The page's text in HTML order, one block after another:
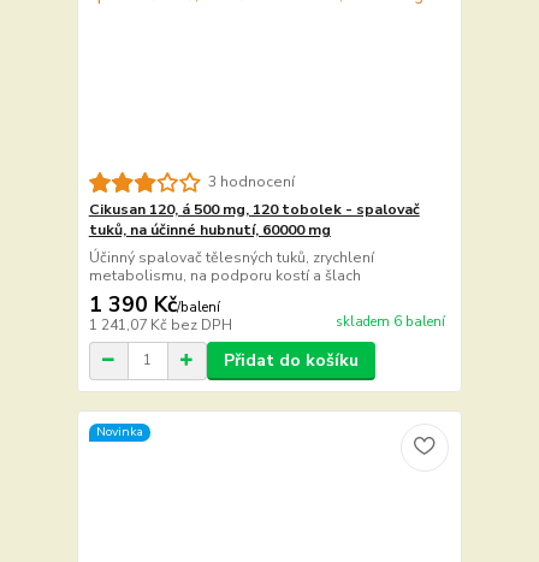
3 hodnocení
Cikusan 120, á 500 mg, 120 tobolek - spalovač
tuků, na účinné hubnutí, 60000 mg
Účinný spalovač tělesných tuků, zrychlení
metabolismu, na podporu kostí a šlach
1 390 Kč/balení
1 241,07 Kč bez DPH skladem 6 balení
Přidat do košíku
Novinka